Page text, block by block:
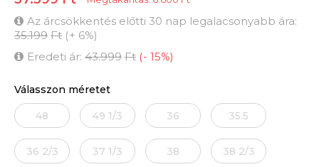
Az árcsökkentés előtti 30 nap legalacsonyabb ára:
35.199 Ft (+ 6%)
Eredeti ár: 43.999 Ft (- 15%)
Válasszon méretet
48 49 1/3 36 35.5
36 2/3 37 1/3 38 38 2/3